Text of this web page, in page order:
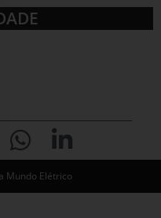
Mundo Elétrico